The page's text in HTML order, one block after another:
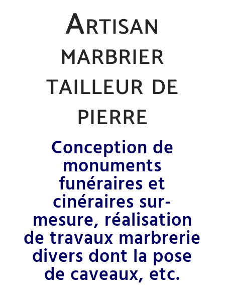
Artisan
marbrier
tailleur de
pierre
Conception de
monuments
funéraires et
cinéraires sur-
mesure, réalisation
de travaux marbrerie
divers dont la pose
de caveaux, etc.